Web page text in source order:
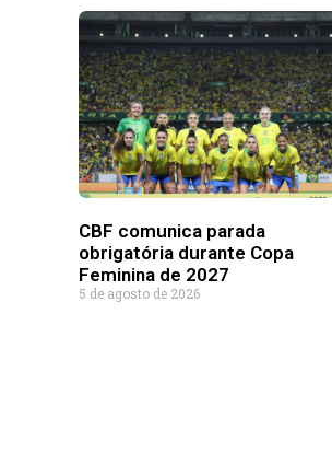
CBF comunica parada
obrigatória durante Copa
Feminina de 2027
5 de agosto de 2026